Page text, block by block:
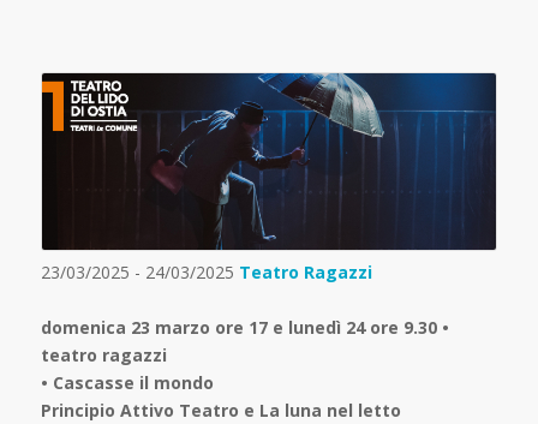
23/03/2025 - 24/03/2025 Teatro Ragazzi
domenica 23 marzo ore 17 e lunedì 24 ore 9.30 •
teatro ragazzi
• Cascasse il mondo
Principio Attivo Teatro e La luna nel letto